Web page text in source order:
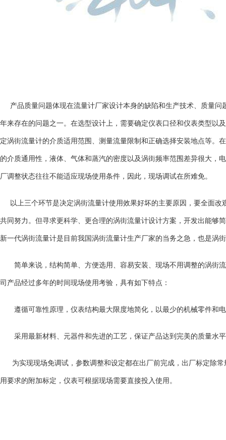
产品质量问题体现在流量计厂家设计本身的缺陷和生产技术、质量
年来存在的问题之一。在选型设计上，需要确定仪表口径和仪表类型以
定涡街流量计的介质适用范围、测量流量限制和正确选择安装地点等。
的介质通用性，液体、气体和蒸汽的密度以及涡街频率范围差异很大，
厂调整状态往往不能适应现场使用条件，因此，现场调试在所难免。
以上三个环节是决定涡街流量计使用效果好坏的主要原因，要全面
共同努力。但寻求更科学、更合理的涡街流量计设计方案，开发出能够
新一代涡街流量计是目前我国涡街流量计生产厂家的当务之急，也是涡
简单来说，结构简单、方便选用、容易安装、现场不用调整的涡街
司产品经过多年的时间现场使用考验，具有如下特点：
遵循可靠性原理，仪表结构最大限度地简化，以最少的机械零件和
采用最新材料、元器件和先进的工艺，保证产品达到完美的质量水
为实现现场免调试，参数调整和设定都在出厂前完成，出厂标定除常
用要求的附加标定，仪表可根据现场需要直接投入使用。